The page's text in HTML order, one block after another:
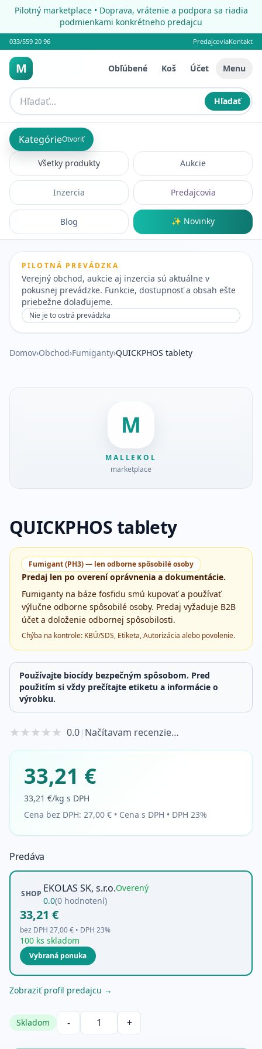
Pilotný marketplace • Doprava, vrátenie a podpora sa riadia
podmienkami konkrétneho predajcu
033/559 20 96 PredajcoviaKontakt
M Obľúbené Koš Účet Menu
Hľadať
KategórieOtvoriť
Všetky produkty Aukcie
Inzercia Predajcovia
Blog ✨ Novinky
PILOTNÁ PREVÁDZKA
Verejný obchod, aukcie aj inzercia sú aktuálne v
pokusnej prevádzke. Funkcie, dostupnosť a obsah ešte
priebežne dolaďujeme.
Nie je to ostrá prevádzka
Domov›Obchod›Fumiganty›QUICKPHOS tablety
M
MALLEKOL
marketplace
QUICKPHOS tablety
Fumigant (PH3) — len odborne spôsobilé osoby
Predaj len po overení oprávnenia a dokumentácie.
Fumiganty na báze fosfidu smú kupovať a používať
výlučne odborne spôsobilé osoby. Predaj vyžaduje B2B
účet a doloženie odbornej spôsobilosti.
Chýba na kontrole: KBÚ/SDS, Etiketa, Autorizácia alebo povolenie.
Používajte biocídy bezpečným spôsobom. Pred
použitím si vždy prečítajte etiketu a informácie o
výrobku.
★★★★★ 0.0| Načítavam recenzie…
33,21 €
33,21 €/kg s DPH
Cena bez DPH: 27,00 € • Cena s DPH • DPH 23%
Predáva
SHOP EKOLAS SK, s.r.o.Overený
0.0(0 hodnotení)
33,21 €
bez DPH 27,00 € • DPH 23%
100 ks skladom
Vybraná ponuka
Zobraziť profil predajcu →
Skladom -
Množstvo produktu
+